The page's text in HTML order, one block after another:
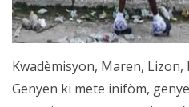
Kwadèmisyon, Maren, Lizon,
Genyen ki mete inifòm,